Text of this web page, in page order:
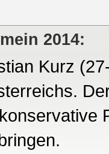
2014:
Kurz